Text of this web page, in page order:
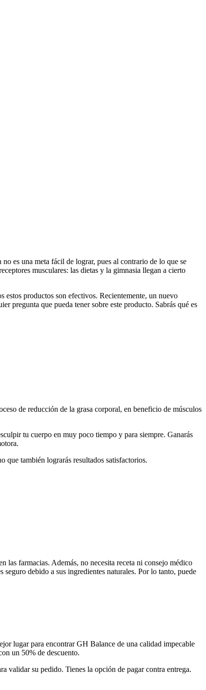
es una meta fácil de lograr, pues al contrario de lo que se
musculares: las dietas y la gimnasia llegan a cierto
estos productos son efectivos. Recientemente, un nuevo
pregunta que pueda tener sobre este producto. Sabrás qué es
de reducción de la grasa corporal, en beneficio de músculos
tu cuerpo en muy poco tiempo y para siempre. Ganarás
que también lograrás resultados satisfactorios.
las farmacias. Además, no necesita receta ni consejo médico
debido a sus ingredientes naturales. Por lo tanto, puede
lugar para encontrar GH Balance de una calidad impecable
un 50% de descuento.
validar su pedido. Tienes la opción de pagar contra entrega.